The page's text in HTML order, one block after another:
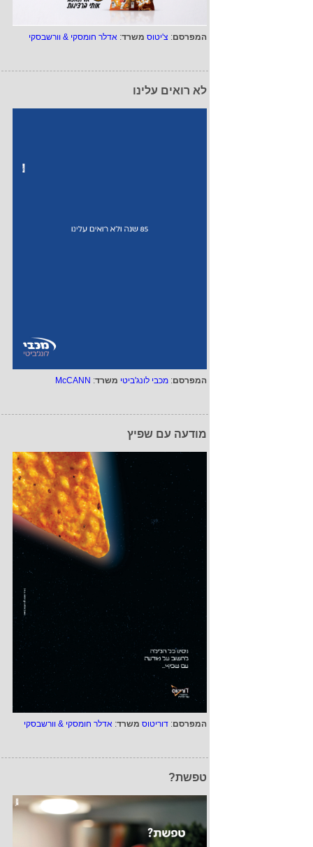
המפרסם: צ'יטוס משרד: אדלר חומסקי & וורשבסקי
לא רואים עלינו
המפרסם: מכבי לונג'ביטי משרד:
McCANN
מודעה עם שפיץ
המפרסם: דוריטוס משרד: אדלר חומסקי & וורשבסקי
טפשת?